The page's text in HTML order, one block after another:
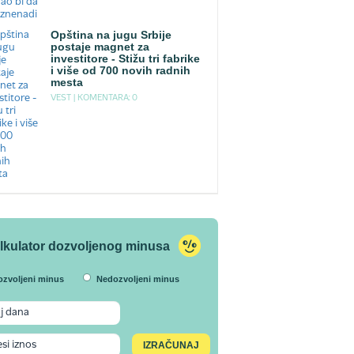
Opština na jugu Srbije
postaje magnet za
investitore - Stižu tri fabrike
i više od 700 novih radnih
mesta
VEST | KOMENTARA: 0
dozvoljenog minusa
minus Nedozvoljeni minus